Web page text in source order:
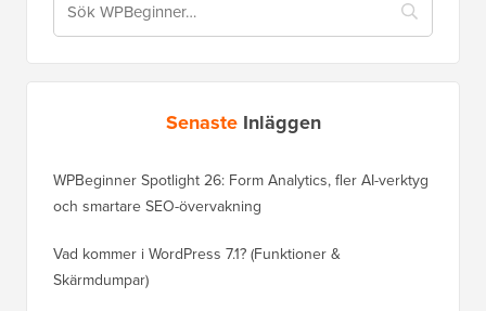
Senaste Inläggen
WPBeginner Spotlight 26: Form Analytics, fler AI-verktyg
och smartare SEO-övervakning
Vad kommer i WordPress 7.1? (Funktioner &
Skärmdumpar)